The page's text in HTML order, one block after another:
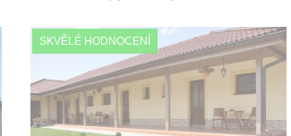
SKVĚLÉ HODNOCENÍ